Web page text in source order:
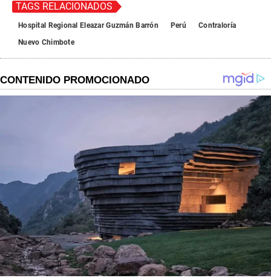
TAGS RELACIONADOS
Hospital Regional Eleazar Guzmán Barrón Perú
Contraloría
Nuevo Chimbote